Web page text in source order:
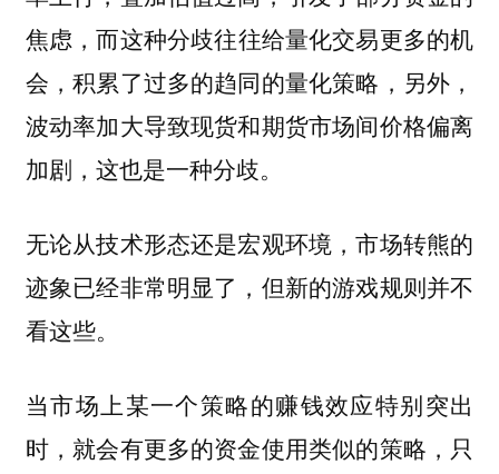
焦虑，而这种分歧往往给量化交易更多的机
会，积累了过多的趋同的量化策略 ，另外，
波动率加大导致现货和期货市场间价格偏离
加剧，这也是一种分歧。
无论从技术形态还是宏观环境，市场转熊的
迹象已经非常明显了，但新的游戏规则并不
看这些。
当市场上某一个策略的赚钱效应特别突出
时，就会有更多的资金使用类似的策略， 只